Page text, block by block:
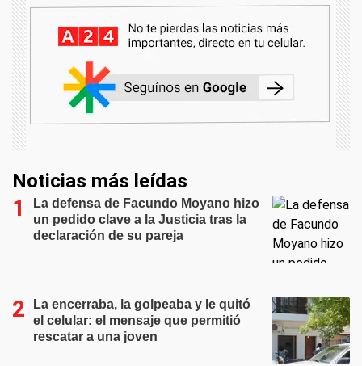
Noticias más leídas
La defensa de Facundo Moyano hizo
un pedido clave a la Justicia tras la
declaración de su pareja
La encerraba, la golpeaba y le quitó
el celular: el mensaje que permitió
rescatar a una joven